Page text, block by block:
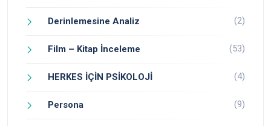
Derinlemesine Analiz (2)
Film – Kitap İnceleme (53)
HERKES İÇİN PSİKOLOJİ (4)
Persona (9)